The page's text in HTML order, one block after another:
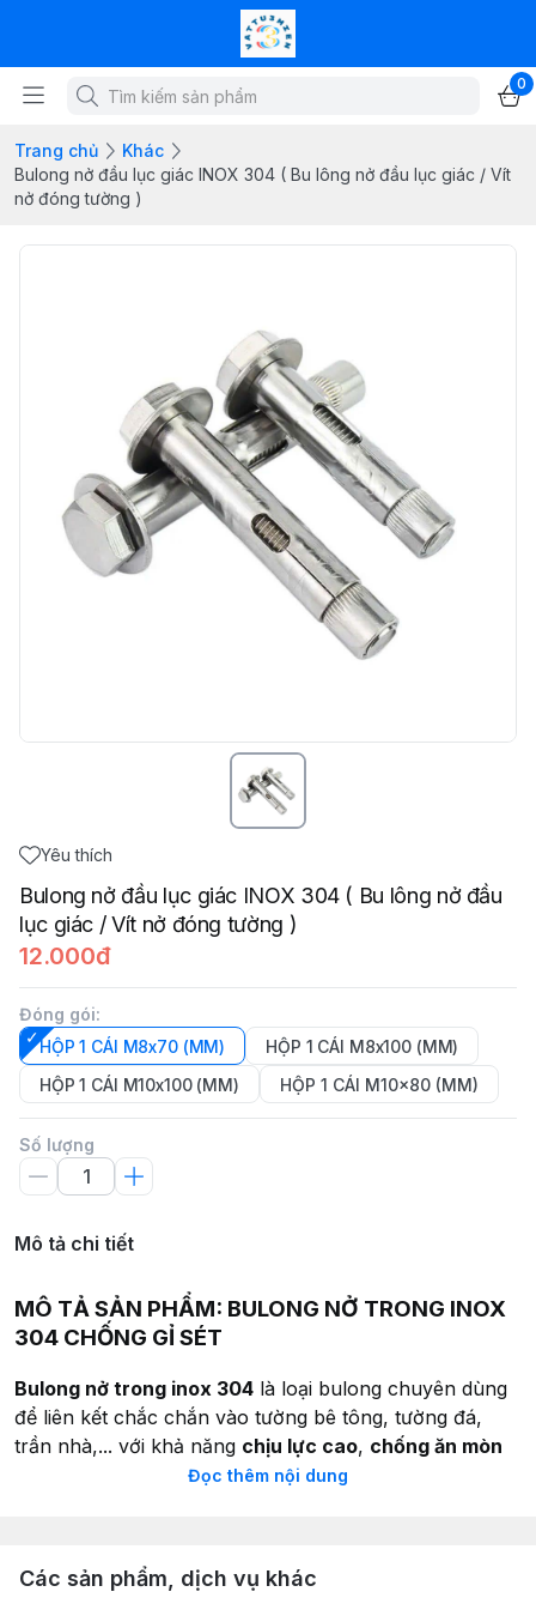
0
Trang chủ
Khác
Bulong nở đầu lục giác INOX 304 ( Bu lông nở đầu lục giác / Vít
nở đóng tường )
Yêu thích
Bulong nở đầu lục giác INOX 304 ( Bu lông nở đầu
lục giác / Vít nở đóng tường )
12.000đ
Đóng gói:
HỘP 1 CÁI M8x70 (MM)
HỘP 1 CÁI M8x100 (MM)
HỘP 1 CÁI M10x100 (MM)
HỘP 1 CÁI M10x80 (MM)
Số lượng
Mô tả chi tiết
MÔ TẢ SẢN PHẨM: BULONG NỞ TRONG INOX
304 CHỐNG GỈ SÉT
Bulong nở trong inox 304 là loại bulong chuyên dùng
để liên kết chắc chắn vào tường bê tông, tường đá,
trần nhà,... với khả năng chịu lực cao, chống ăn mòn
tuổi thọ lâu dài trong môi trường ẩm ướt,
không gỉ, không bị oxy hóa
Dễ dàng lắp đặt chỉ với vài thao tác, phù hợp cho cả
Đọc thêm nội dung
Các sản phẩm, dịch vụ khác